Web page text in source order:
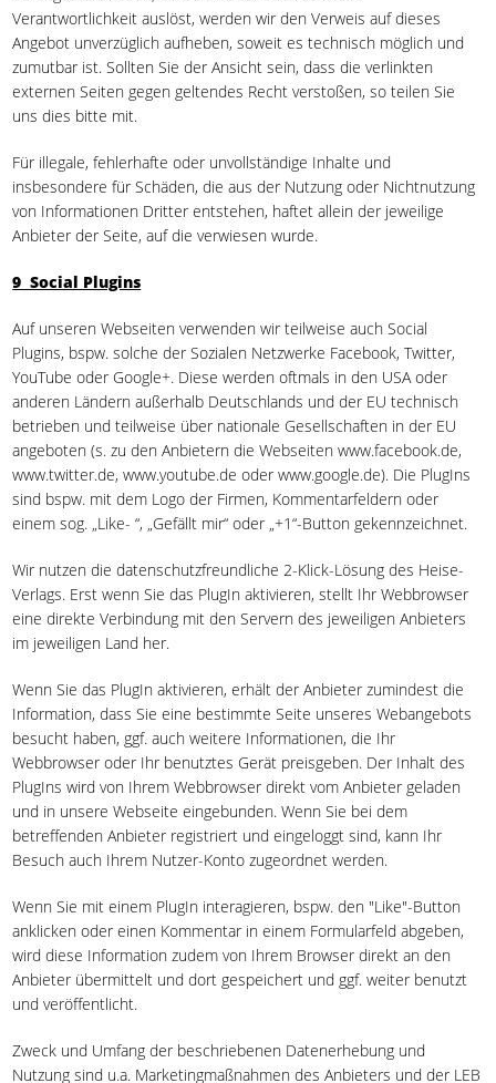
Verantwortlichkeit auslöst, werden wir den Verweis auf dieses
Angebot unverzüglich aufheben, soweit es technisch möglich und
zumutbar ist. Sollten Sie der Ansicht sein, dass die verlinkten
externen Seiten gegen geltendes Recht verstoßen, so teilen Sie
uns dies bitte mit.
Für illegale, fehlerhafte oder unvollständige Inhalte und
insbesondere für Schäden, die aus der Nutzung oder Nichtnutzung
von Informationen Dritter entstehen, haftet allein der jeweilige
Anbieter der Seite, auf die verwiesen wurde.
9 Social Plugins
Auf unseren Webseiten verwenden wir teilweise auch Social
Plugins, bspw. solche der Sozialen Netzwerke Facebook, Twitter,
YouTube oder Google+. Diese werden oftmals in den USA oder
anderen Ländern außerhalb Deutschlands und der EU technisch
betrieben und teilweise über nationale Gesellschaften in der EU
angeboten (s. zu den Anbietern die Webseiten www.facebook.de,
www.twitter.de, www.youtube.de oder www.google.de). Die PlugIns
sind bspw. mit dem Logo der Firmen, Kommentarfeldern oder
einem sog. „Like- “, „Gefällt mir“ oder „+1“-Button gekennzeichnet.
Wir nutzen die datenschutzfreundliche 2-Klick-Lösung des Heise-
Verlags. Erst wenn Sie das PlugIn aktivieren, stellt Ihr Webbrowser
eine direkte Verbindung mit den Servern des jeweiligen Anbieters
im jeweiligen Land her.
Wenn Sie das PlugIn aktivieren, erhält der Anbieter zumindest die
Information, dass Sie eine bestimmte Seite unseres Webangebots
besucht haben, ggf. auch weitere Informationen, die Ihr
Webbrowser oder Ihr benutztes Gerät preisgeben. Der Inhalt des
PlugIns wird von Ihrem Webbrowser direkt vom Anbieter geladen
und in unsere Webseite eingebunden. Wenn Sie bei dem
betreffenden Anbieter registriert und eingeloggt sind, kann Ihr
Besuch auch Ihrem Nutzer-Konto zugeordnet werden.
Wenn Sie mit einem PlugIn interagieren, bspw. den "Like"-Button
anklicken oder einen Kommentar in einem Formularfeld abgeben,
wird diese Information zudem von Ihrem Browser direkt an den
Anbieter übermittelt und dort gespeichert und ggf. weiter benutzt
und veröffentlicht.
Zweck und Umfang der beschriebenen Datenerhebung und
Nutzung sind u.a. Marketingmaßnahmen des Anbieters und der LEB